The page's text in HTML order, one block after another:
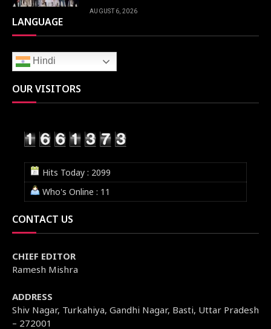
AUGUST 6, 2026
LANGUAGE
Hindi
OUR VISITORS
Hits Today : 2099
Who's Online : 11
CONTACT US
CHIEF EDITOR
Ramesh Mishra
ADDRESS
Shiv Nagar, Turkahiya, Gandhi Nagar, Basti, Uttar Pradesh
– 272001